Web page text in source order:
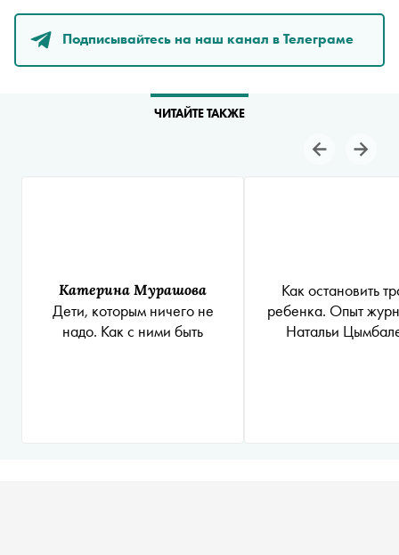
Подписывайтесь на наш канал в Телеграме
ЧИТАЙТЕ ТАКЖЕ
Катерина Мурашова
Дети, которым ничего не
надо. Как с ними быть
Как остановить
ребенка. Опыт
Натальи